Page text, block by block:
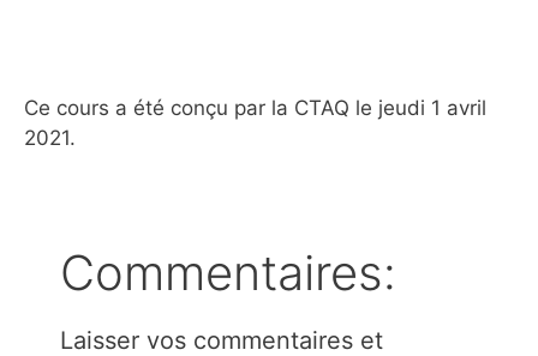
Ce cours a été conçu par la CTAQ le jeudi 1 avril
2021.
Commentaires:
Laisser vos commentaires et